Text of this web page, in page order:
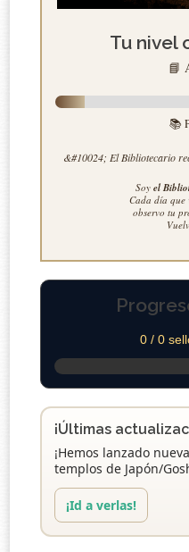
Tu nivel
📘
📚
&#10024; El Bibliotecario
Soy el
Cada día que
observo tu
0 / 0
¡Últimas
¡Hemos lanzado
templos de Japón/
¡Id a verlas!